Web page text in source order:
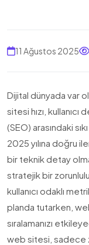
11 Ağustos 2025
Dijital dünyada var
sitesi hızı,
(SEO) arasındaki
2025 yılına doğru
bir teknik detay
stratejik bir
kullanıcı odaklı
planda tutarken,
sıralamanızı
web sitesi, sadece